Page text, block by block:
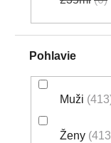
Pohlavie
Muži 413
Ženy 413